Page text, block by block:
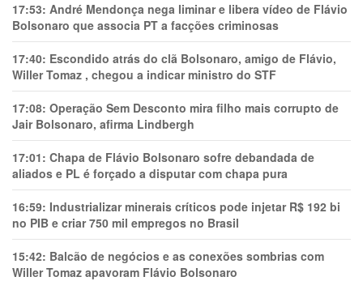
17:53: André Mendonça nega liminar e libera vídeo de Flávio
Bolsonaro que associa PT a facções criminosas
17:40: Escondido atrás do clã Bolsonaro, amigo de Flávio,
Willer Tomaz , chegou a indicar ministro do STF
17:08: Operação Sem Desconto mira filho mais corrupto de
Jair Bolsonaro, afirma Lindbergh
17:01: Chapa de Flávio Bolsonaro sofre debandada de
aliados e PL é forçado a disputar com chapa pura
16:59: Industrializar minerais críticos pode injetar R$ 192 bi
no PIB e criar 750 mil empregos no Brasil
15:42: Balcão de negócios e as conexões sombrias com
Willer Tomaz apavoram Flávio Bolsonaro